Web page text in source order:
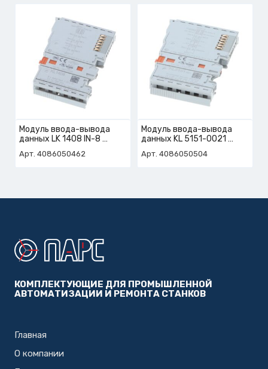
Модуль ввода-вывода
данных LK 1408 IN-8
Арт. 4086050462
Модуль ввода-вывода
данных KL 5151-0021
Арт. 4086050504
КОМПЛЕКТУЮЩИЕ ДЛЯ ПРОМЫШЛЕННОЙ
АВТОМАТИЗАЦИИ И РЕМОНТА СТАНКОВ
Главная
О компании